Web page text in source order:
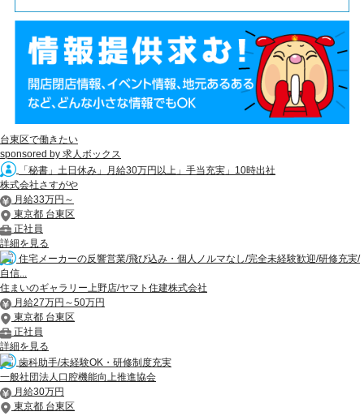
台東区で働きたい
sponsored by 求人ボックス
「秘書」土日休み」月給30万円以上」手当充実」10時出社
株式会社さすがや
月給33万円～
東京都 台東区
正社員
詳細を見る
住宅メーカーの反響営業/飛び込み・個人ノルマなし/完全未経験歓迎/研修充実/
自信...
住まいのギャラリー上野店/ヤマト住建株式会社
月給27万円～50万円
東京都 台東区
正社員
詳細を見る
歯科助手/未経験OK・研修制度充実
一般社団法人口腔機能向上推進協会
月給30万円
東京都 台東区